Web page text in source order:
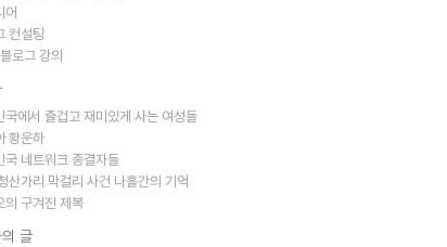
어
컨설팅
로그 강의
국에서 즐겁고 재미있게 사는 여성들
황운하
국 네트워크 종결자들
산가리 막걸리 사건 나흘간의 기억
의 구겨진 제복
의 글